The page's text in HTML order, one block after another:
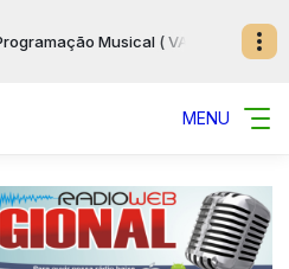
Musical ( VARIADAS ) das
MENU